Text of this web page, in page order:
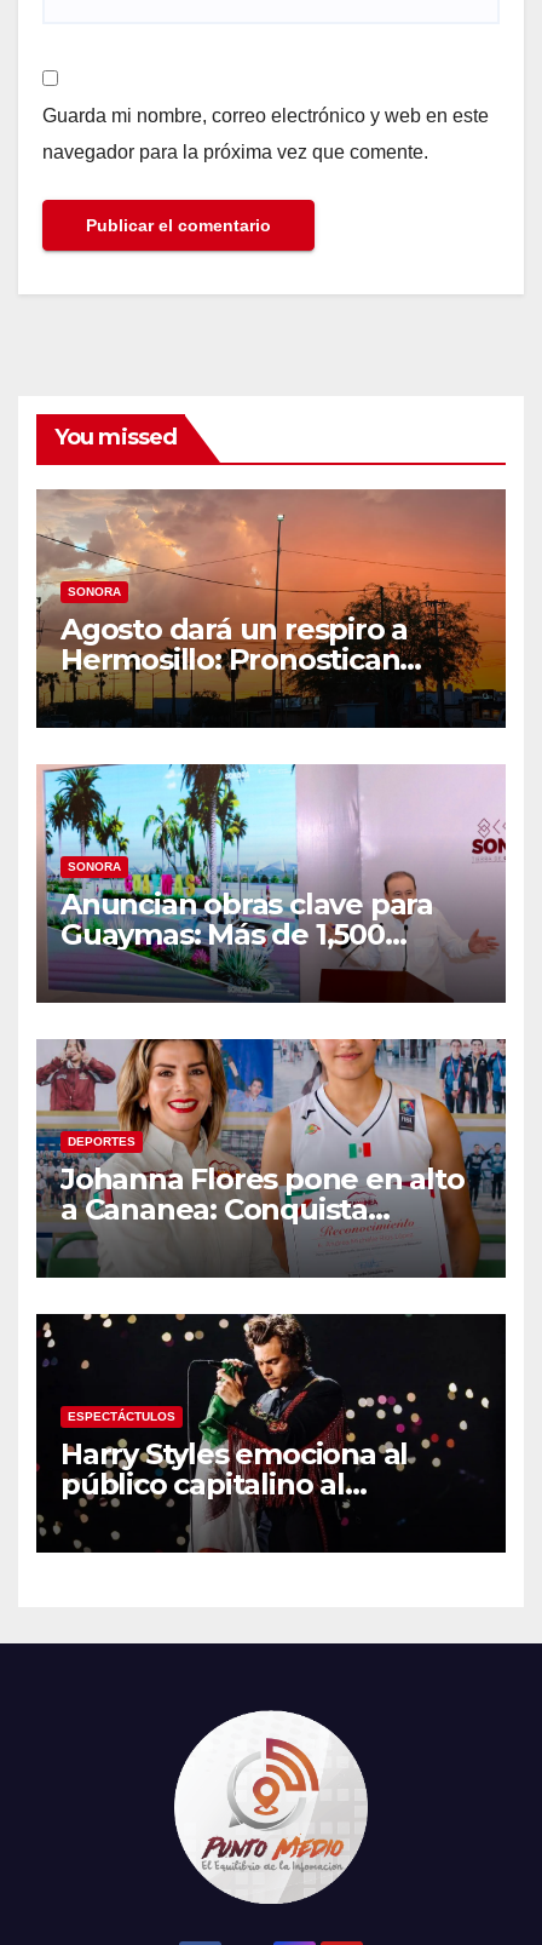
Guarda mi nombre, correo electrónico y web en este
navegador para la próxima vez que comente.
You missed
SONORA
Agosto dará un respiro a
Hermosillo: Pronostican
semana lluviosa y
temperaturas de hasta 34°C
SONORA
Anuncian obras clave para
Guaymas: Más de 1,500
viviendas, modernización del
malecón y nuevo hospital del
DEPORTES
Johanna Flores pone en alto
a Cananea: Conquista
medalla de plata con la
Selección Mexicana Sub-20
Centroamericanos
ESPECTÁCTULOS
Harry Styles emociona al
público capitalino al
interpretar “Cielito Lindo” en
su tercer concierto en la